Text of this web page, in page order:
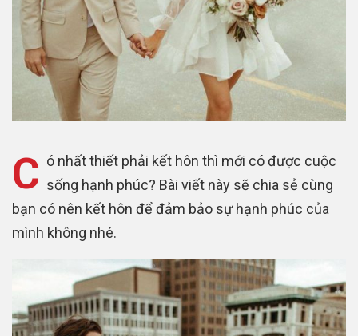
C ó nhất thiết phải kết hôn thì mới có được cuộc
sống hạnh phúc? Bài viết này sẽ chia sẻ cùng
bạn có nên kết hôn để đảm bảo sự hạnh phúc của
mình không nhé.